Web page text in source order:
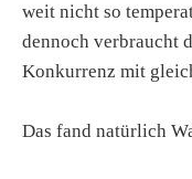
weit nicht so
dennoch verbraucht
Konkurrenz mit
Das fand natürlich